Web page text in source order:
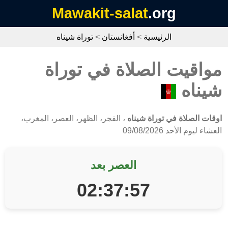
Mawakit-salat.org
الرئيسية > أفغانستان > توراة شيناه
مواقيت الصلاة في توراة
شيناه
اوقات الصلاة في توراة شيناه ، الفجر، الظهر، العصر، المغرب،
العشاء ليوم الأحد 09/08/2026
العصر بعد
02:37:57